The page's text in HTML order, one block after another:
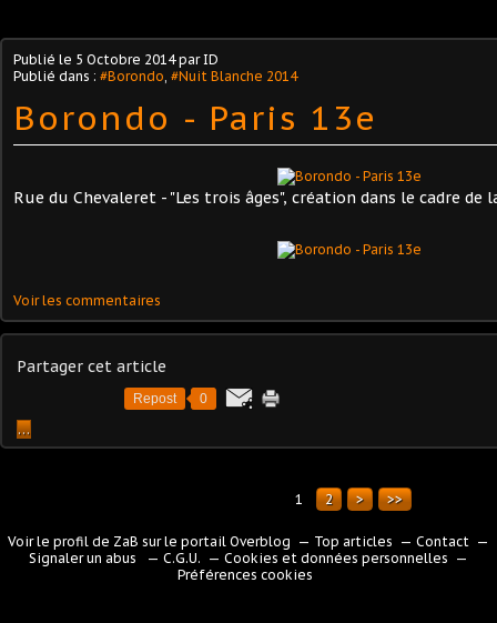
Publié le 5 Octobre 2014par ID
Publié dans : #Borondo #Nuit Blanche 2014
Borondo - Paris 13e
Rue du Chevaleret - "Les trois âges", création dans le cadre de
Voir les commentaires
Partager cet article
Repost 0
…
1 2 > >>
Voir le profil de ZaB sur le portail Overblog Top articles
Contact
Signaler un abus
C.G.U.
Cookies et données personnelles
Préférences cookies